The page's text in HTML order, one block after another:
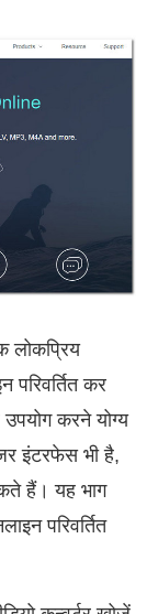
लोकप्रिय
कर
करने योग्य
इंटरफेस भी है,
हैं। यह भाग
परिवर्तित